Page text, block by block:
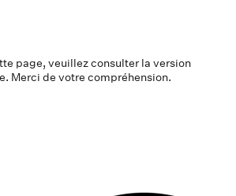
page, veuillez consulter la version
Merci de votre compréhension.